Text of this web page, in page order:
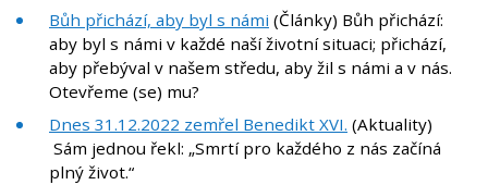
Bůh přichází, aby byl s námi (Články) Bůh přichází:
aby byl s námi v každé naší životní situaci; přichází,
aby přebýval v našem středu, aby žil s námi a v nás.
Otevřeme (se) mu?
Dnes 31.12.2022 zemřel Benedikt XVI. (Aktuality)
Sám jednou řekl: „Smrtí pro každého z nás začíná
plný život.“